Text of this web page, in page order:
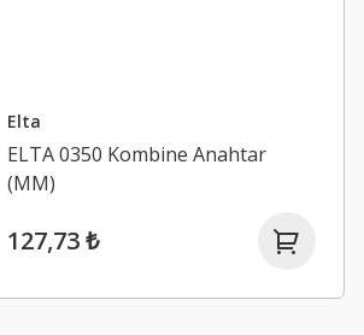
Elta
ELTA 0350 Kombine Anahtar
(MM)
127,73 ₺